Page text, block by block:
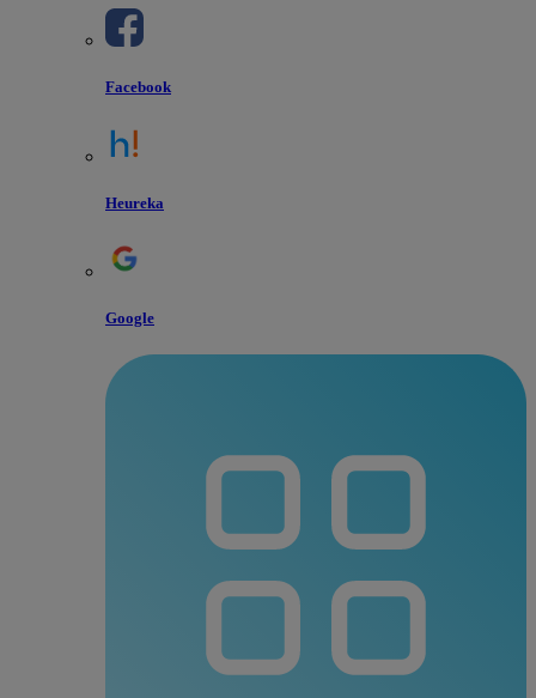
Facebook
Heureka
Google